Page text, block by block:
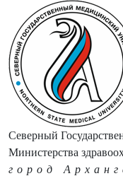
Северный
Министерства
город